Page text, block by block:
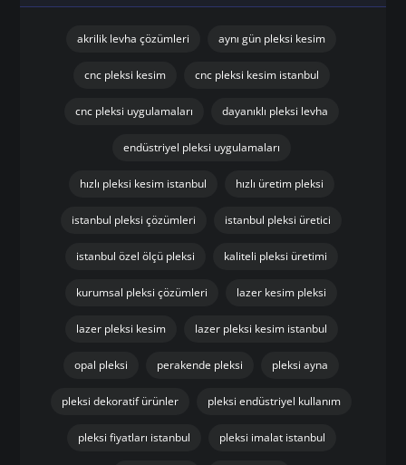
akrilik levha çözümleri aynı gün pleksi kesim
cnc pleksi kesim cnc pleksi kesim istanbul
cnc pleksi uygulamaları dayanıklı pleksi levha
endüstriyel pleksi uygulamaları
hızlı pleksi kesim istanbul hızlı üretim pleksi
istanbul pleksi çözümleri istanbul pleksi üretici
istanbul özel ölçü pleksi kaliteli pleksi üretimi
kurumsal pleksi çözümleri lazer kesim pleksi
lazer pleksi kesim lazer pleksi kesim istanbul
opal pleksi perakende pleksi pleksi ayna
pleksi dekoratif ürünler pleksi endüstriyel kullanım
pleksi fiyatları istanbul pleksi imalat istanbul